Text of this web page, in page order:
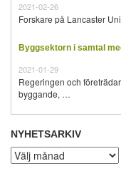
2021-02-26
Forskare på Lancaster
Byggsektorn i samtal
2021-01-29
Regeringen och
byggande, …
NYHETSARKIV
Nyhetsarkiv